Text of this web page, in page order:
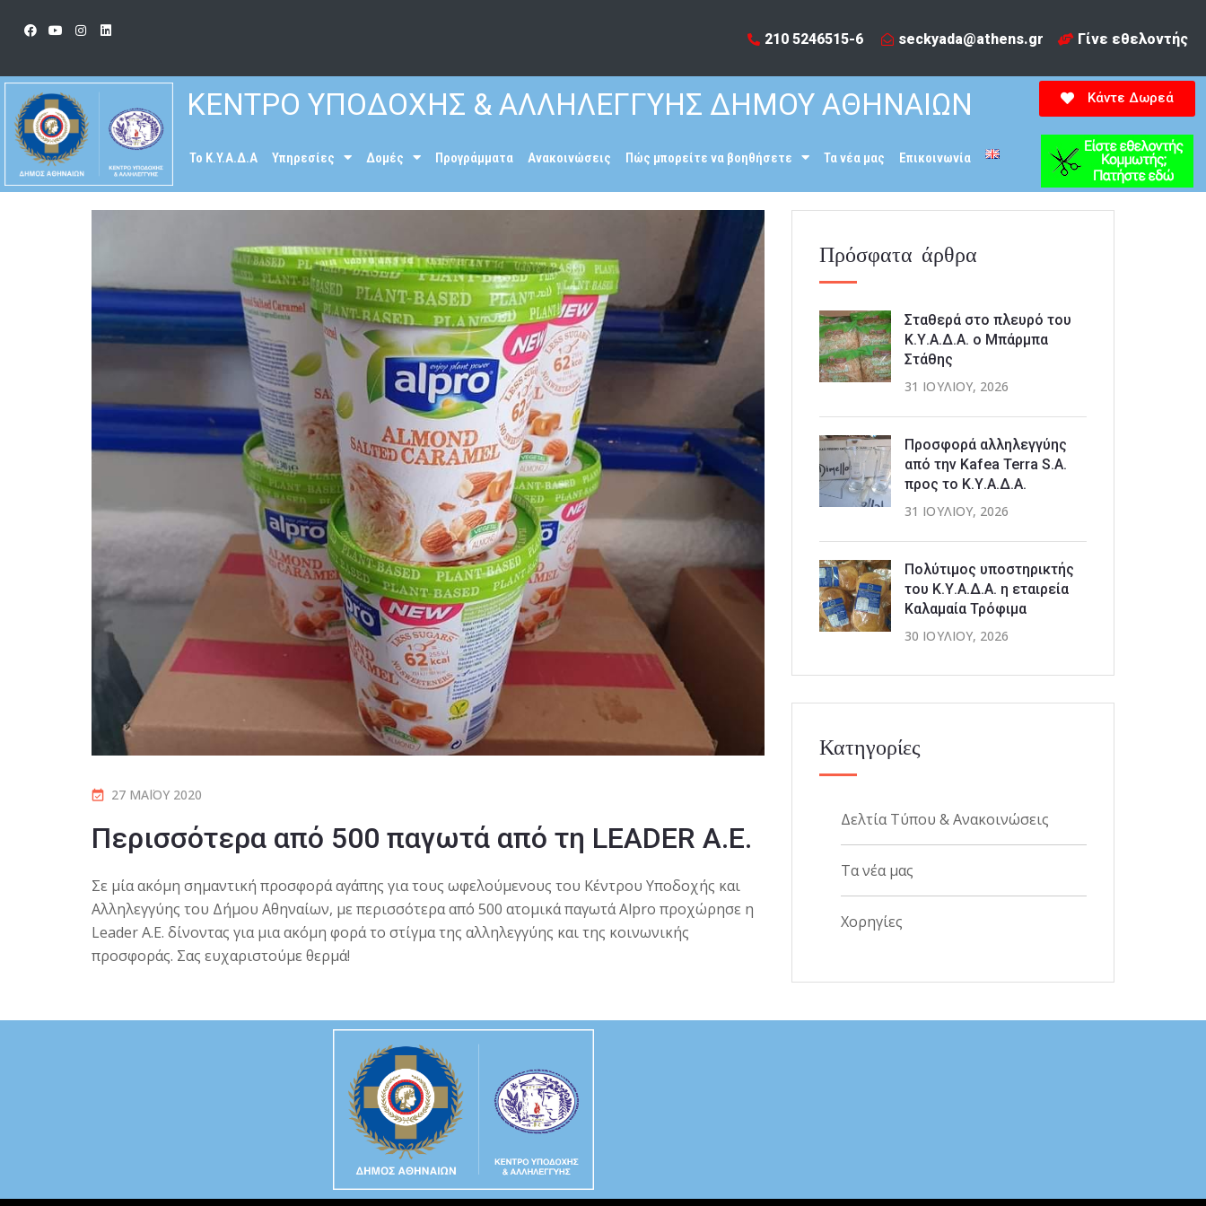
210 5246515-6​ seckyada@athens.gr Γίνε εθελοντής
ΚΕΝΤΡΟ ΥΠΟΔΟΧΗΣ & ΑΛΛΗΛΕΓΓΥΗΣ ΔΗΜΟΥ ΑΘΗΝΑΙΩΝ
To K.Y.A.Δ.Α Υπηρεσίες Δομές Προγράμματα Ανακοινώσεις Πώς μπορείτε να βοηθήσετε Τα νέα μας Επικοινωνία
Κάντε Δωρεά
27 ΜΑΪ́ΟΥ 2020
Περισσότερα από 500 παγωτά από τη LEADER A.E.
Σε μία ακόμη σημαντική προσφορά αγάπης για τους ωφελούμενους του Κέντρου Υποδοχής και
Αλληλεγγύης του Δήμου Αθηναίων, με περισσότερα από 500 ατομικά παγωτά Alpro προχώρησε η
Leader A.E. δίνοντας για μια ακόμη φορά το στίγμα της αλληλεγγύης και της κοινωνικής
προσφοράς. Σας ευχαριστούμε θερμά!
Πρόσφατα άρθρα
Σταθερά στο πλευρό του
Κ.Υ.Α.Δ.Α. ο Μπάρμπα
Στάθης
31 ΙΟΥΛΊΟΥ, 2026
Προσφορά αλληλεγγύης
από την Kafea Terra S.A.
προς το Κ.Υ.Α.Δ.Α.
31 ΙΟΥΛΊΟΥ, 2026
Πολύτιμος υποστηρικτής
του Κ.Υ.Α.Δ.Α. η εταιρεία
Καλαμαία Τρόφιμα
30 ΙΟΥΛΊΟΥ, 2026
Κατηγορίες
Δελτία Τύπου & Ανακοινώσεις
Τα νέα μας
Χορηγίες